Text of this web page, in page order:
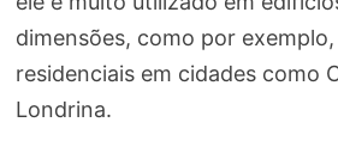
dimensões, como por
residenciais em cidades como
Londrina.